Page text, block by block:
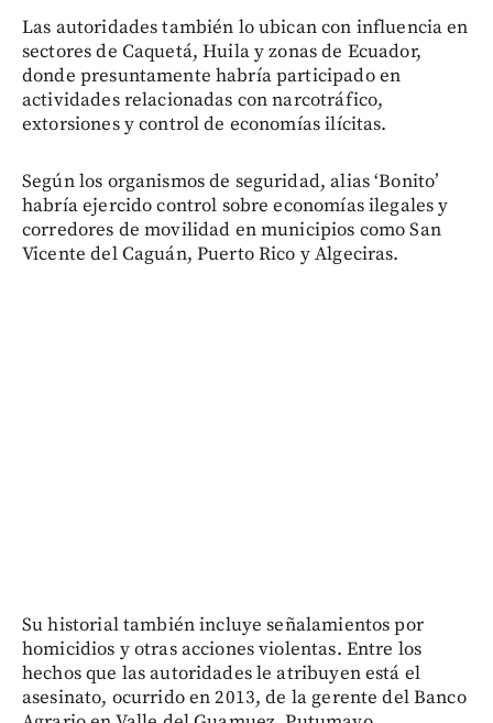
Las autoridades también lo ubican con influencia en
sectores de Caquetá, Huila y zonas de Ecuador,
donde presuntamente habría participado en
actividades relacionadas con narcotráfico,
extorsiones y control de economías ilícitas.
Según los organismos de seguridad, alias ‘Bonito’
habría ejercido control sobre economías ilegales y
corredores de movilidad en municipios como San
Vicente del Caguán, Puerto Rico y Algeciras.
Su historial también incluye señalamientos por
homicidios y otras acciones violentas. Entre los
hechos que las autoridades le atribuyen está el
asesinato, ocurrido en 2013, de la gerente del Banco